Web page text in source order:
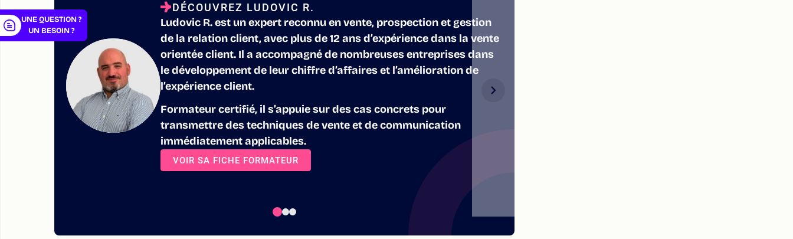
DÉCOUVREZ LUDOVIC R.
Ludovic R. est un expert reconnu en vente, prospection et gestion
de la relation client, avec plus de 12 ans d’expérience dans la vente
orientée client. Il a accompagné de nombreuses entreprises dans
le développement de leur chiffre d’affaires et l’amélioration de
l’expérience client.
Formateur certifié, il s’appuie sur des cas concrets pour
transmettre des techniques de vente et de communication
immédiatement applicables.
VOIR SA FICHE FORMATEUR
UNE QUESTION ?
UN BESOIN ?